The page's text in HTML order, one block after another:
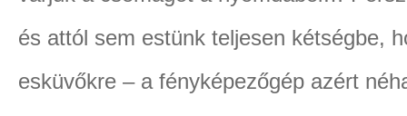
és attól sem estünk teljesen kétségbe,
esküvőkre – a fényképezőgép azért